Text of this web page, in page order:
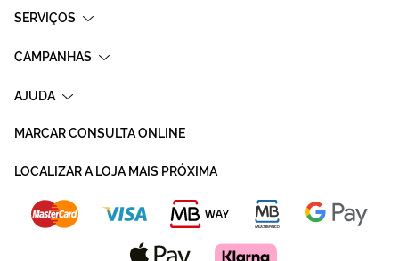
SERVIÇOS
CAMPANHAS
AJUDA
MARCAR CONSULTA ONLINE
LOCALIZAR A LOJA MAIS PRÓXIMA